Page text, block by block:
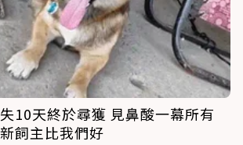
10天終於尋獲 見鼻酸一幕所有
飼主比我們好